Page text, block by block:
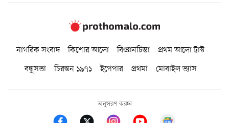
নাগরিক সংবাদ কিশোর আলো বিজ্ঞানচিন্তা
প্রথম আলো ট্রাস্ট
বন্ধুসভা
চিরন্তন ১৯৭১ ইপেপার প্রথমা মোবাইল ভ্যাস
অনুসরণ করুন